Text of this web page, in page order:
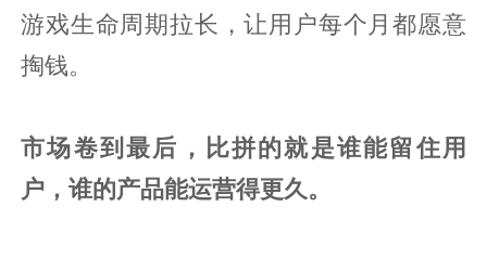
游戏生命周期拉长，让用户每个月都愿意
掏钱。
市场卷到最后，比拼的就是谁能留住用
户，谁的产品能运营得更久。